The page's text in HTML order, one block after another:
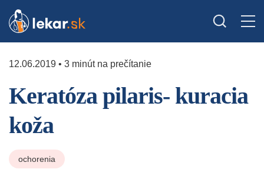
12.06.2019 • 3 minút na prečítanie
Keratóza pilaris- kuracia
koža
ochorenia